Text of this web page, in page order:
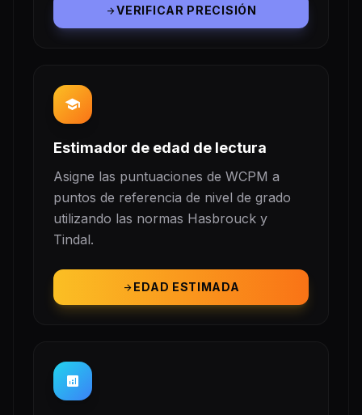
arrow_forwardVERIFICAR PRECISIÓN
school
Estimador de edad de lectura
Asigne las puntuaciones de WCPM a
puntos de referencia de nivel de grado
utilizando las normas Hasbrouck y
Tindal.
arrow_forwardEDAD ESTIMADA
analytics